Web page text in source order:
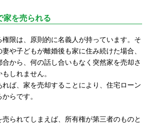
を売られる
限は、原則的に名義人が持っています。そ
や子どもが離婚後も家に住み続けた場合、
から、何の話し合いもなく突然家を売却さ
しれません。
れば、家を売却することにより、住宅ローン
らです。
売られてしまえば、所有権が第三者のものと